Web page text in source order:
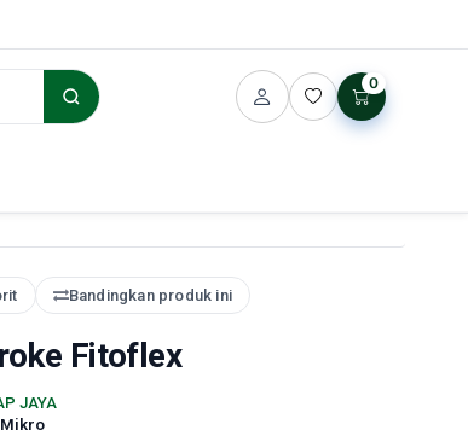
0
Bandingkan produk ini
Fitoflex
JAYA
Mikro